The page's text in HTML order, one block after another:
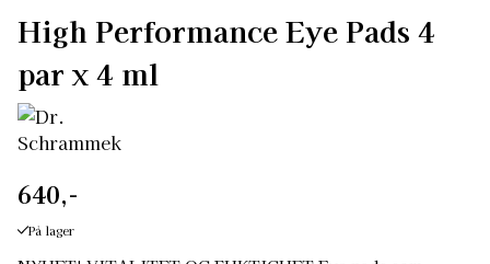
High Performance Eye Pads 4
par x 4 ml
640,-
På lager